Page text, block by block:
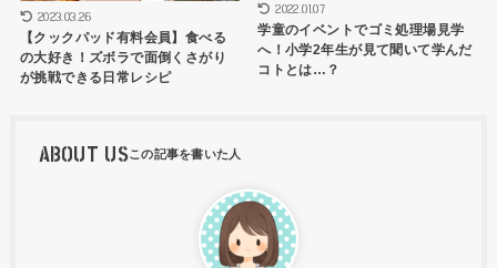
2023.03.26
【クックパッド有料会員】食べる
の大好き！ズボラで面倒くさがり
が挑戦できる日常レシピ
2022.01.07
学童のイベントでゴミ処理場見学
へ！小学2年生が見て聞いて学んだ
コトとは…？
ABOUT US